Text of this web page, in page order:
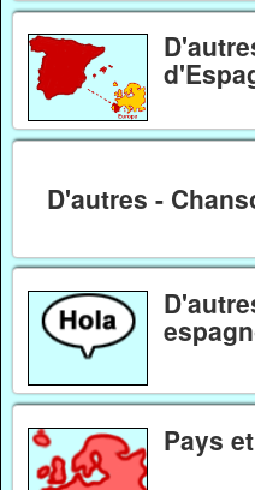
D'autres -
Pays